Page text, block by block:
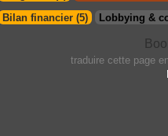
Bilan financier (5)
Lobbying &
traduire cette page en